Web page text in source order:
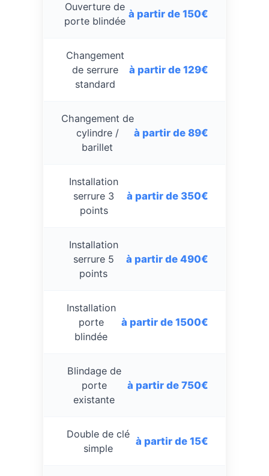
Ouverture de
porte blindée
à partir de 150€
Changement
de serrure
standard
à partir de 129€
Changement de
cylindre /
barillet
à partir de 89€
Installation
serrure 3
points
à partir de 350€
Installation
serrure 5
points
à partir de 490€
Installation
porte
blindée
à partir de 1500€
Blindage de
porte
existante
à partir de 750€
Double de clé
simple
à partir de 15€